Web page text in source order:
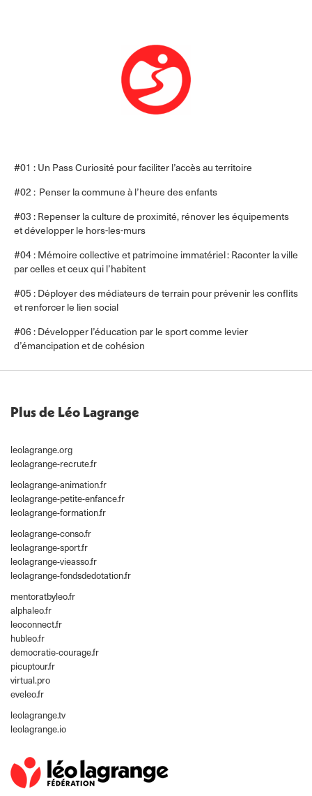
#01 : Un Pass Curiosité pour faciliter l’accès au territoire
#02 : Penser la commune à l’heure des enfants
#03 : Repenser la culture de proximité, rénover les équipements
et développer le hors-les-murs
#04 : Mémoire collective et patrimoine immatériel : Raconter la ville
par celles et ceux qui l’habitent
#05 : Déployer des médiateurs de terrain pour prévenir les conflits
et renforcer le lien social
#06 : Développer l’éducation par le sport comme levier
d’émancipation et de cohésion
Plus de Léo Lagrange
leolagrange.org
leolagrange-recrute.fr
leolagrange-animation.fr
leolagrange-petite-enfance.fr
leolagrange-formation.fr
leolagrange-conso.fr
leolagrange-sport.fr
leolagrange-vieasso.fr
leolagrange-fondsdedotation.fr
mentoratbyleo.fr
alphaleo.fr
leoconnect.fr
hubleo.fr
democratie-courage.fr
picuptour.fr
virtual.pro
eveleo.fr
leolagrange.tv
leolagrange.io